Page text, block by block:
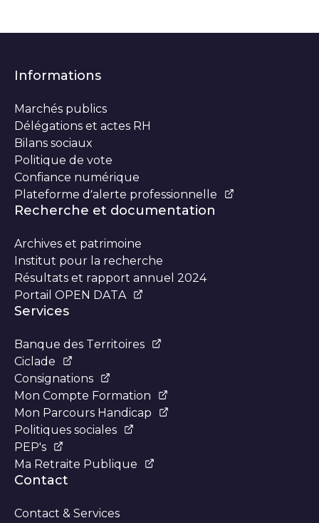
Informations
Marchés publics
Délégations et actes RH
Bilans sociaux
Politique de vote
Confiance numérique
Plateforme d’alerte professionnelle
Recherche et documentation
Archives et patrimoine
Institut pour la recherche
Résultats et rapport annuel 2024
Portail OPEN DATA
Services
Banque des Territoires
Ciclade
Consignations
Mon Compte Formation
Mon Parcours Handicap
Politiques sociales
PEP's
Ma Retraite Publique
Contact
Contact & Services